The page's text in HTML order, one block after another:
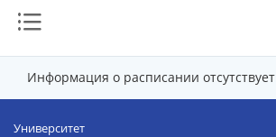
Информация о расписании отсутствует
Университет